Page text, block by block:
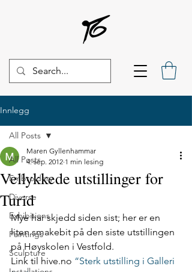
Innlegg
All Posts
Embroidery
Diverse
Exhibitions
Paintings
Sculpture
All Posts
Vellykkede utstillinger for
Turid
Maren Gyllenhammar
4. sep. 2012 1 min lesing
Mye har skjedd siden sist; her er en
liten smakebit på den siste utstillingen
på Høyskolen i Vestfold.
Link til hive.no “Sterk utstilling i Galleri